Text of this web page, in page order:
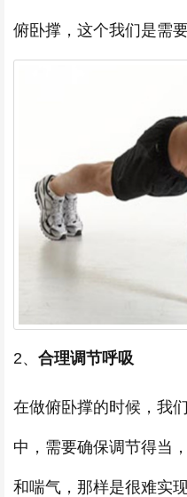
俯卧撑，这个我们是需要
2、 合理调节呼吸
在做俯卧撑的时候，我
中，需要确保调节得当
和喘气，那样是很难实